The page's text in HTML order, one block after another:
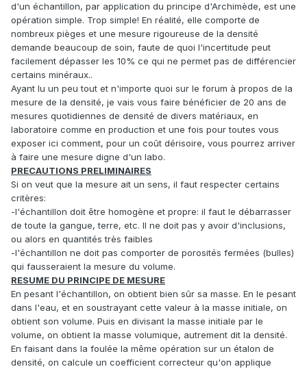
d'un échantillon, par application du principe d'Archimède, est une
opération simple. Trop simple! En réalité, elle comporte de
nombreux pièges et une mesure rigoureuse de la densité
demande beaucoup de soin, faute de quoi l'incertitude peut
facilement dépasser les 10% ce qui ne permet pas de différencier
certains minéraux..
Ayant lu un peu tout et n'importe quoi sur le forum à propos de la
mesure de la densité, je vais vous faire bénéficier de 20 ans de
mesures quotidiennes de densité de divers matériaux, en
laboratoire comme en production et une fois pour toutes vous
exposer ici comment, pour un coût dérisoire, vous pourrez arriver
à faire une mesure digne d'un labo.
PRECAUTIONS PRELIMINAIRES
Si on veut que la mesure ait un sens, il faut respecter certains
critères:
-l'échantillon doit être homogène et propre: il faut le débarrasser
de toute la gangue, terre, etc. Il ne doit pas y avoir d'inclusions,
ou alors en quantités très faibles
-l'échantillon ne doit pas comporter de porosités fermées (bulles)
qui fausseraient la mesure du volume.
RESUME DU PRINCIPE DE MESURE
En pesant l'échantillon, on obtient bien sûr sa masse. En le pesant
dans l'eau, et en soustrayant cette valeur à la masse initiale, on
obtient son volume. Puis en divisant la masse initiale par le
volume, on obtient la masse volumique, autrement dit la densité.
En faisant dans la foulée la même opération sur un étalon de
densité, on calcule un coefficient correcteur qu'on applique